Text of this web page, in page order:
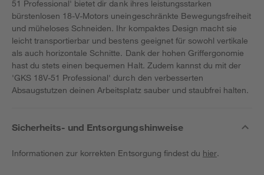
51 Professional' bietet dir dank ihres leistungsstarken
bürstenlosen 18-V-Motors uneingeschränkte Bewegungsfreiheit
und müheloses Schneiden. Ihr kompaktes Design macht sie
leicht transportierbar und bestens geeignet für sowohl vertikale
als auch horizontale Schnitte. Dank der hohen Griffergonomie
hast du stets einen bequemen Halt. Zudem kannst du mit der
'GKS 18V-51 Professional' durch den verbesserten
Absaugstutzen deinen Arbeitsplatz sauber und staubfrei halten.
Sicherheits- und Entsorgungshinweise
Informationen zur korrekten Entsorgung findest du hier.